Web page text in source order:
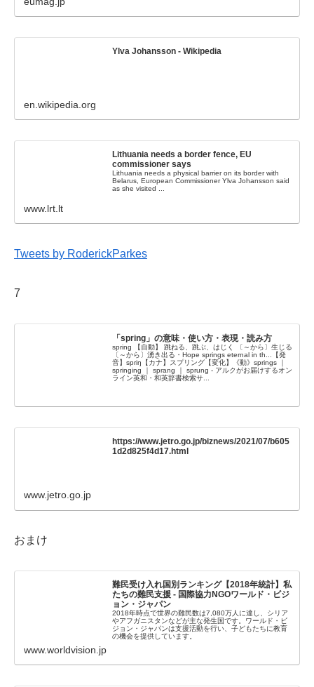
Ylva Johansson - Wikipedia
en.wikipedia.org
Lithuania needs a border fence, EU
commissioner says
Lithuania needs a physical barrier on its border with
Belarus, European Commissioner Ylva Johansson said
as she visited ...
www.lrt.lt
Tweets by RoderickParkes
7
「spring」の意味・使い方・表現・読み方
spring 【自動】 跳ねる、跳ぶ、はじく 〔～から〕生じる
〔～から〕湧き出る・Hope springs eternal in th...【発
音】spriŋ【カナ】スプリング【変化】《動》springs ｜
springing ｜ sprang ｜ sprung - アルクがお届けするオン
ライン英和・和英辞書検索サ...
https://www.jetro.go.jp/biznews/2021/07/b605
1d2d825f4d17.html
www.jetro.go.jp
おまけ
難民受け入れ国別ランキング【2018年統計】私
たちの難民支援 - 国際協力NGOワールド・ビジ
ョン・ジャパン
2018年時点で世界の難民数は7,080万人に達し、シリア
やアフガニスタンなどが主な発生国です。ワールド・ビ
ジョン・ジャパンは支援活動を行い、子どもたちに教育
の機会を提供しています。
www.worldvision.jp